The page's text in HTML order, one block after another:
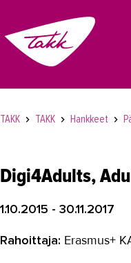
TAKK TAKK Hankkeet
Digi4Adults,
1.10.2015 - 30.11.2017
Rahoittaja: Erasmus+